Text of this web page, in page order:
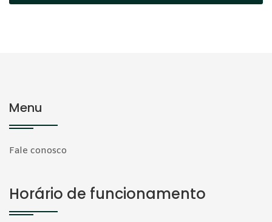
Menu
Fale conosco
Horário de funcionamento